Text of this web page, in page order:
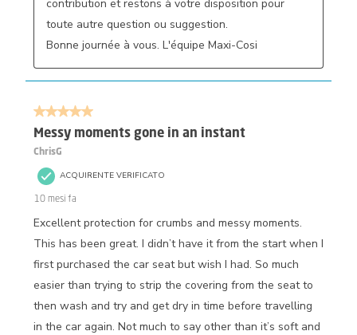
contribution et restons à votre disposition pour
toute autre question ou suggestion.
Bonne journée à vous. L'équipe Maxi-Cosi
5 su 5 stelle.
Messy moments gone in an instant
ChrisG
ACQUIRENTE VERIFICATO
10 mesi fa
Excellent protection for crumbs and messy moments.
This has been great. I didn’t have it from the start when I
first purchased the car seat but wish I had. So much
easier than trying to strip the covering from the seat to
then wash and try and get dry in time before travelling
in the car again. Not much to say other than it’s soft and